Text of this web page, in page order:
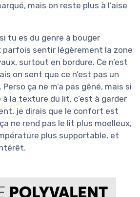
mais on reste plus à l’aise
tu es du genre à bouger
parfois sentir légèrement la zone
surtout en bordure. Ce n’est
on sent que ce n’est pas un
ça ne m’a pas gêné, mais si
la texture du lit, c’est à garder
je dirais que le confort est
ne rend pas le lit plus moelleux,
plus supportable, et